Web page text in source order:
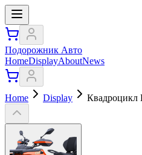
Подорожник Авто
HomeDisplayAboutNews
Home Display Квадроцикл